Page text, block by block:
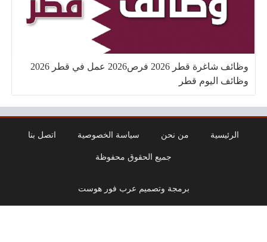
وظائف شاغرة قطر 2026 فرص2026 عمل في قطر 2026
وظائف اليوم قطر
الرئيسية من نحن سياسة الخصوصية اتصل بنا
جميع الحقوق محفوظة
برمجة وتصميم عرب فور هوست